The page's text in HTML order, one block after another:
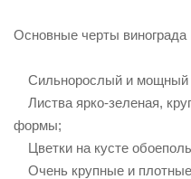
Основные черты винограда
Сильнорослый и мощный
Листва ярко-зеленая,
формы;
Цветки на кусте
Очень крупные и плотные